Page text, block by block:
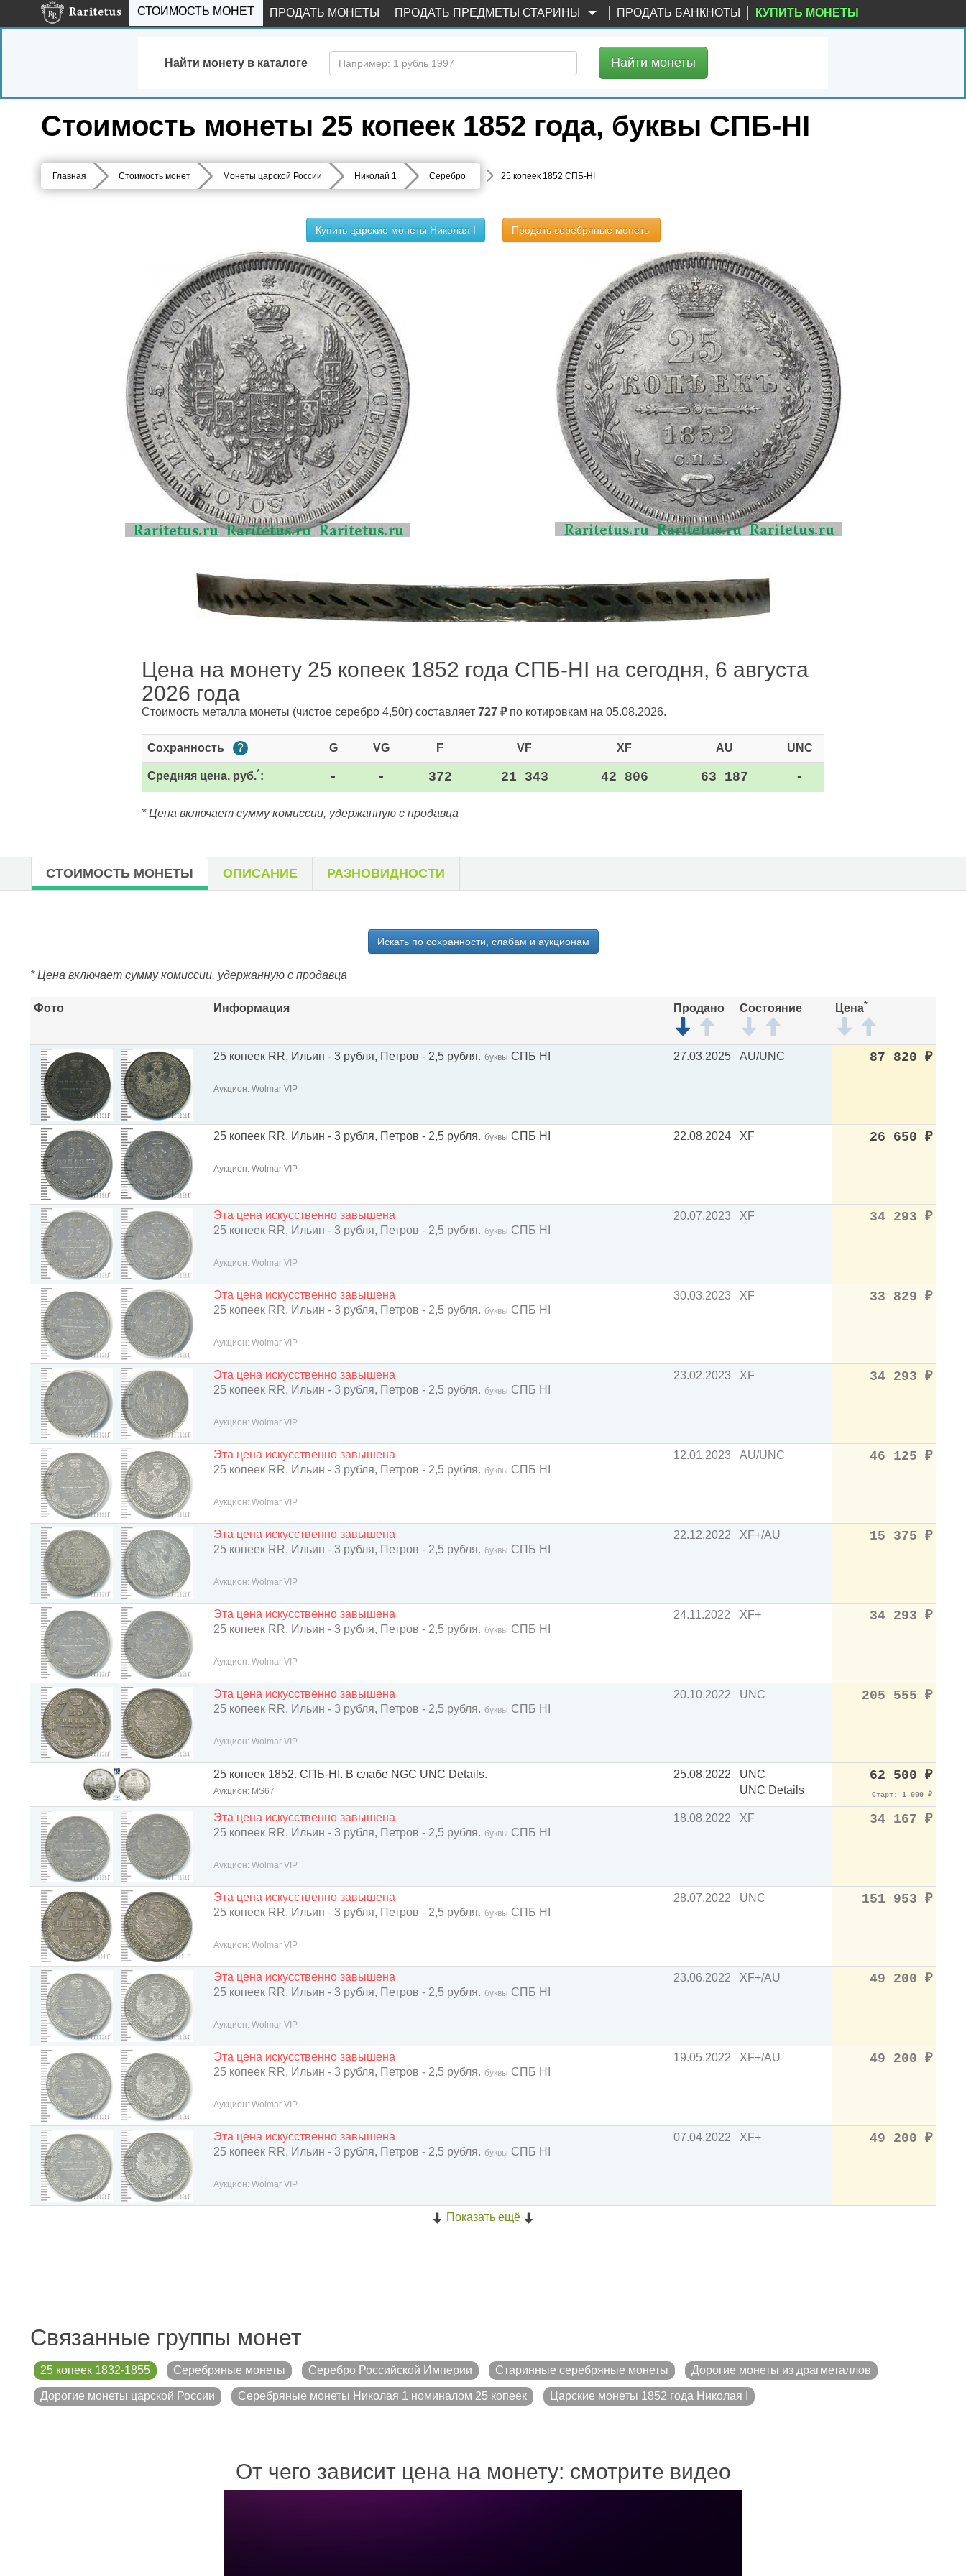
СТОИМОСТЬ МОНЕТ ПРОДАТЬ МОНЕТЫ ПРОДАТЬ ПРЕДМЕТЫ СТАРИНЫ ПРОДАТЬ БАНКНОТЫ КУПИТЬ МОНЕТЫ
Найти монету в каталоге Найти монеты
Стоимость монеты 25 копеек 1852 года, буквы СПБ-HI
Главная Стоимость монет Монеты царской России Николай 1 Серебро 25 копеек 1852 СПБ-HI
Купить царские монеты Николая I Продать серебряные монеты
Цена на монету 25 копеек 1852 года СПБ-HI на сегодня, 6 августа
2026 года
Стоимость металла монеты (чистое серебро 4,50г) составляет 727 ₽по котировкам на 05.08.2026.
Сохранность ? G VG F VF XF AU UNC
Средняя цена, руб.*: - - 372 21 343 42 806 63 187 -
* Цена включает сумму комиссии, удержанную с продавца
СТОИМОСТЬ МОНЕТЫ ОПИСАНИЕ РАЗНОВИДНОСТИ
Искать по сохранности, слабам и аукционам
* Цена включает сумму комиссии, удержанную с продавца
Фото Информация Продано Состояние Цена*
25 копеек RR, Ильин - 3 рубля, Петров - 2,5 рубля. буквы СПБ НI
Аукцион: Wolmar VIP
27.03.2025 AU/UNC 87 820 ₽
25 копеек RR, Ильин - 3 рубля, Петров - 2,5 рубля. буквы СПБ HI
Аукцион: Wolmar VIP
22.08.2024 XF 26 650 ₽
Эта цена искусственно завышена
25 копеек RR, Ильин - 3 рубля, Петров - 2,5 рубля. буквы СПБ HI
Аукцион: Wolmar VIP
20.07.2023 XF 34 293 ₽
Эта цена искусственно завышена
25 копеек RR, Ильин - 3 рубля, Петров - 2,5 рубля. буквы СПБ НI
Аукцион: Wolmar VIP
30.03.2023 XF 33 829 ₽
Эта цена искусственно завышена
25 копеек RR, Ильин - 3 рубля, Петров - 2,5 рубля. буквы СПБ HI
Аукцион: Wolmar VIP
23.02.2023 XF 34 293 ₽
Эта цена искусственно завышена
25 копеек RR, Ильин - 3 рубля, Петров - 2,5 рубля. буквы СПБ HI
Аукцион: Wolmar VIP
12.01.2023 AU/UNC 46 125 ₽
Эта цена искусственно завышена
25 копеек RR, Ильин - 3 рубля, Петров - 2,5 рубля. буквы СПБ HI
Аукцион: Wolmar VIP
22.12.2022 XF+/AU 15 375 ₽
Эта цена искусственно завышена
25 копеек RR, Ильин - 3 рубля, Петров - 2,5 рубля. буквы СПБ HI
Аукцион: Wolmar VIP
24.11.2022 XF+ 34 293 ₽
Эта цена искусственно завышена
25 копеек RR, Ильин - 3 рубля, Петров - 2,5 рубля. буквы СПБ НI
Аукцион: Wolmar VIP
20.10.2022 UNC 205 555 ₽
25 копеек 1852. СПБ-HI. В слабе NGC UNC Details.
Аукцион: МS67
25.08.2022
UNC
UNC Details
62 500 ₽
Старт: 1 000 ₽
Эта цена искусственно завышена
25 копеек RR, Ильин - 3 рубля, Петров - 2,5 рубля. буквы СПБ HI
Аукцион: Wolmar VIP
18.08.2022 XF 34 167 ₽
Эта цена искусственно завышена
25 копеек RR, Ильин - 3 рубля, Петров - 2,5 рубля. буквы СПБ HI
Аукцион: Wolmar VIP
28.07.2022 UNC 151 953 ₽
Эта цена искусственно завышена
25 копеек RR, Ильин - 3 рубля, Петров - 2,5 рубля. буквы СПБ HI
Аукцион: Wolmar VIP
23.06.2022 XF+/AU 49 200 ₽
Эта цена искусственно завышена
25 копеек RR, Ильин - 3 рубля, Петров - 2,5 рубля. буквы СПБ HI
Аукцион: Wolmar VIP
19.05.2022 XF+/AU 49 200 ₽
Эта цена искусственно завышена
25 копеек RR, Ильин - 3 рубля, Петров - 2,5 рубля. буквы СПБ HI
Аукцион: Wolmar VIP
07.04.2022 XF+ 49 200 ₽
Показать ещё
Связанные группы монет
25 копеек 1832-1855 Серебряные монеты Серебро Российской Империи Старинные серебряные монеты Дорогие монеты из драгметаллов
Дорогие монеты царской России Серебряные монеты Николая 1 номиналом 25 копеек Царские монеты 1852 года Николая I
От чего зависит цена на монету: смотрите видео